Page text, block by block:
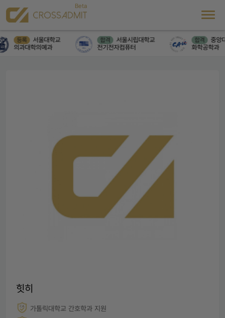
등록
서울대학교
의과대학의예과
합격
서울시립대학교
전기전자컴퓨터
합격
중앙
화학공학과
힛히
가톨릭대학교 간호학과 지원